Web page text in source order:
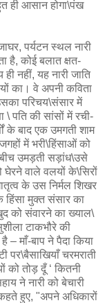
ही आसान होगा\पंख
पर्यटन स्थल नारी
है, कोई बलात क्षत-
नहीं, यह नारी जाति
का। वे अपनी कविता
परिचय\संसार में
\ पति की सांसों में रची-
के बाद एक उमगती शाम
में भरी\हिंसाओं को
उमड़ती सड़ांध\उसे
वाले वलयों के\सिरों
के उस निर्मल शिखर
मुक्त संसार का
को संवारने का ख्याल\
टाकभौरे की
– माँ-बाप ने पैदा किया
पर\बैसाखियाँ चरमराती
तोड़ दूँ ‘ कितनी
ने नारी को बेचारी
हुए, "अपने अधिकारों